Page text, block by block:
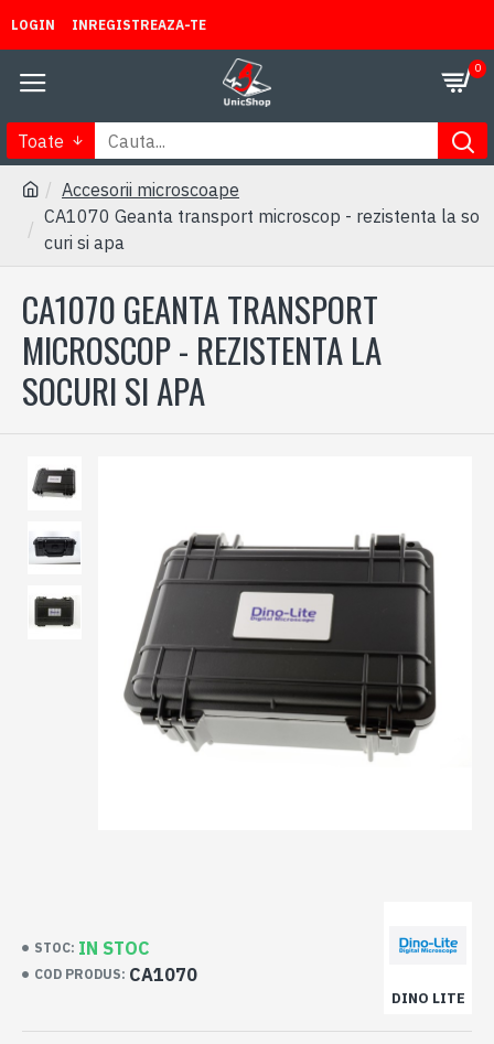
LOGIN INREGISTREAZA-TE
0
Toate
Accesorii microscoape
CA1070 Geanta transport microscop - rezistenta la so
curi si apa
CA1070 GEANTA TRANSPORT
MICROSCOP - REZISTENTA LA
SOCURI SI APA
STOC: IN STOC
COD PRODUS: CA1070
DINO LITE